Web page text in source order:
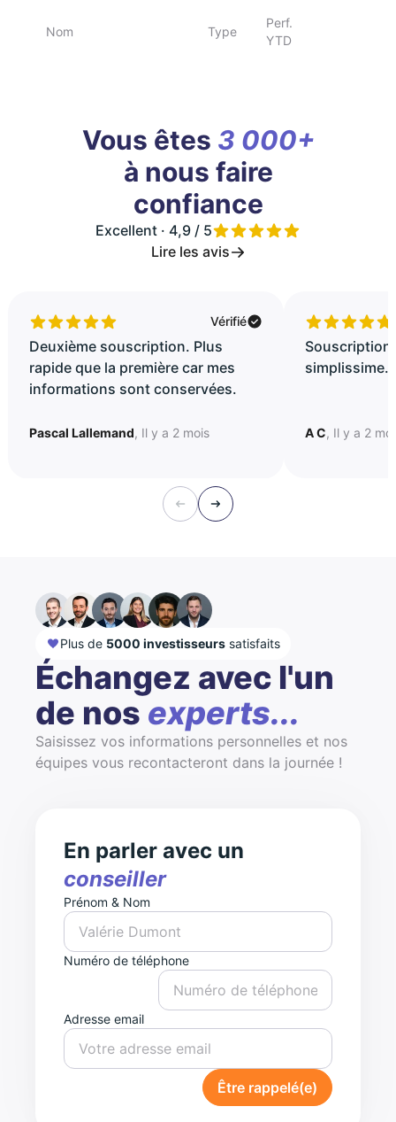
Nom Type
Perf.
YTD
Vous êtes 3 000+
à nous faire
confiance
Excellent · 4,9 / 5
Lire les avis
Vérifié
Deuxième souscription. Plus
rapide que la première car mes
informations sont conservées.
Pascal Lallemand, Il y a 2 mois
Souscription
A C, Il y a 2
Plus de 5000 investisseurs satisfaits
Échangez avec l'un
de nos experts...
Saisissez vos informations personnelles et nos
équipes vous recontacteront dans la journée !
En parler avec un
conseiller
Prénom & Nom
Numéro de téléphone
Adresse email
Être rappelé(e)